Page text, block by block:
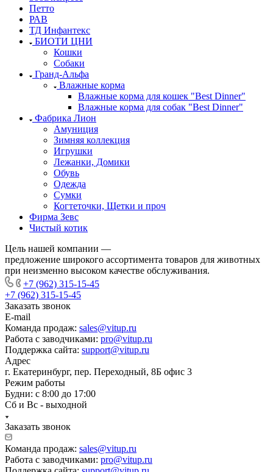
Петто
РАВ
ТД Инфантекс
БИОТИ ЦНИ
Кошки
Собаки
Гранд-Альфа
Влажные корма
Влажные корма для кошек "Best Dinner"
Влажные корма для собак "Best Dinner"
Фабрика Лион
Амуниция
Зимняя коллекция
Игрушки
Лежанки, Домики
Обувь
Одежда
Сумки
Когтеточки, Щетки и проч
Фирма Зевс
Чистый котик
Цель нашей компании —
предложение широкого ассортимента товаров для животных
при неизменно высоком качестве обслуживания.
+7 (962) 315-15-45
+7 (962) 315-15-45
Заказать звонок
E-mail
Команда продаж: sales@vitup.ru
Работа с заводчиками: pro@vitup.ru
Поддержка сайта: support@vitup.ru
Адрес
г. Екатеринбург, пер. Переходный, 8Б офис 3
Режим работы
Будни: с 8:00 до 17:00
Сб и Вс - выходной
Заказать звонок
Команда продаж: sales@vitup.ru
Работа с заводчиками: pro@vitup.ru